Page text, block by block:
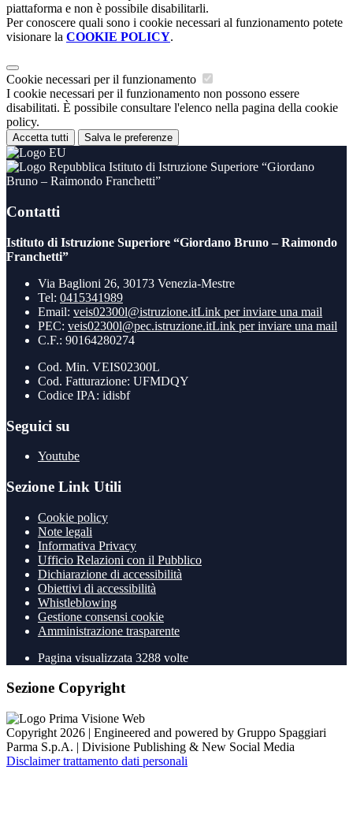
piattaforma e non è possibile disabilitarli.
Per conoscere quali sono i cookie necessari al funzionamento potete
visionare la COOKIE POLICY.
Cookie necessari per il funzionamento
I cookie necessari per il funzionamento non possono essere
disabilitati. È possibile consultare l'elenco nella pagina della cookie
policy.
Accetta tutti Salva le preferenze
Istituto di Istruzione Superiore “Giordano
Bruno – Raimondo Franchetti”
Contatti
Istituto di Istruzione Superiore “Giordano Bruno – Raimondo
Franchetti”
Via Baglioni 26, 30173 Venezia-Mestre
Tel: 0415341989
Email: veis02300l@istruzione.itLink per inviare una mail
PEC: veis02300l@pec.istruzione.itLink per inviare una mail
C.F.: 90164280274
Cod. Min. VEIS02300L
Cod. Fatturazione: UFMDQY
Codice IPA: idisbf
Seguici su
Youtube
Sezione Link Utili
Cookie policy
Note legali
Informativa Privacy
Ufficio Relazioni con il Pubblico
Dichiarazione di accessibilità
Obiettivi di accessibilità
Whistleblowing
Gestione consensi cookie
Amministrazione trasparente
Pagina visualizzata 3288 volte
Sezione Copyright
Copyright 2026 | Engineered and powered by Gruppo Spaggiari
Parma S.p.A. | Divisione Publishing & New Social Media
Disclaimer trattamento dati personali